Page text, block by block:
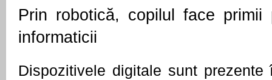
Prin robotică, copilul face primii
informaticii
Dispozitivele digitale sunt